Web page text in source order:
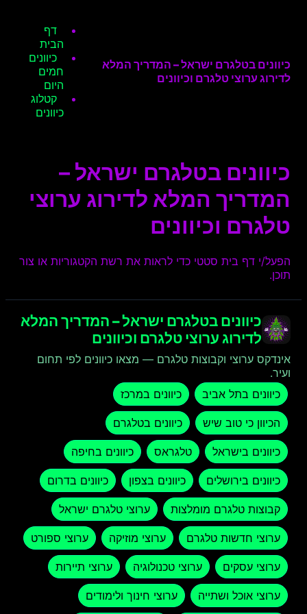
כיוונים בטלגרם ישראל – המדריך המלא
לדירוג ערוצי טלגרם וכיוונים
דף
הבית
כיוונים
חמים
היום
קטלוג
כיוונים
כיוונים בטלגרם ישראל –
המדריך המלא לדירוג ערוצי
טלגרם וכיוונים
הפעל/י דף בית סטטי כדי לראות את רשת הקטגוריות או צור
תוכן.
כיוונים בטלגרם ישראל – המדריך המלא
לדירוג ערוצי טלגרם וכיוונים
אינדקס ערוצי וקבוצות טלגרם — מצאו כיוונים לפי תחום
ועיר.
כיוונים בתל אביב
כיוונים במרכז
הכיוון כי טוב שיש כיוונים בטלגרם
כיוונים בישראל טלגראס כיוונים בחיפה
כיוונים בירושלים כיוונים בצפון כיוונים בדרום
קבוצות טלגרם מומלצות ערוצי טלגרם ישראל
ערוצי חדשות טלגרם ערוצי מוזיקה ערוצי ספורט
ערוצי עסקים ערוצי טכנולוגיה ערוצי תיירות
ערוצי אוכל ושתייה ערוצי חינוך ולימודים